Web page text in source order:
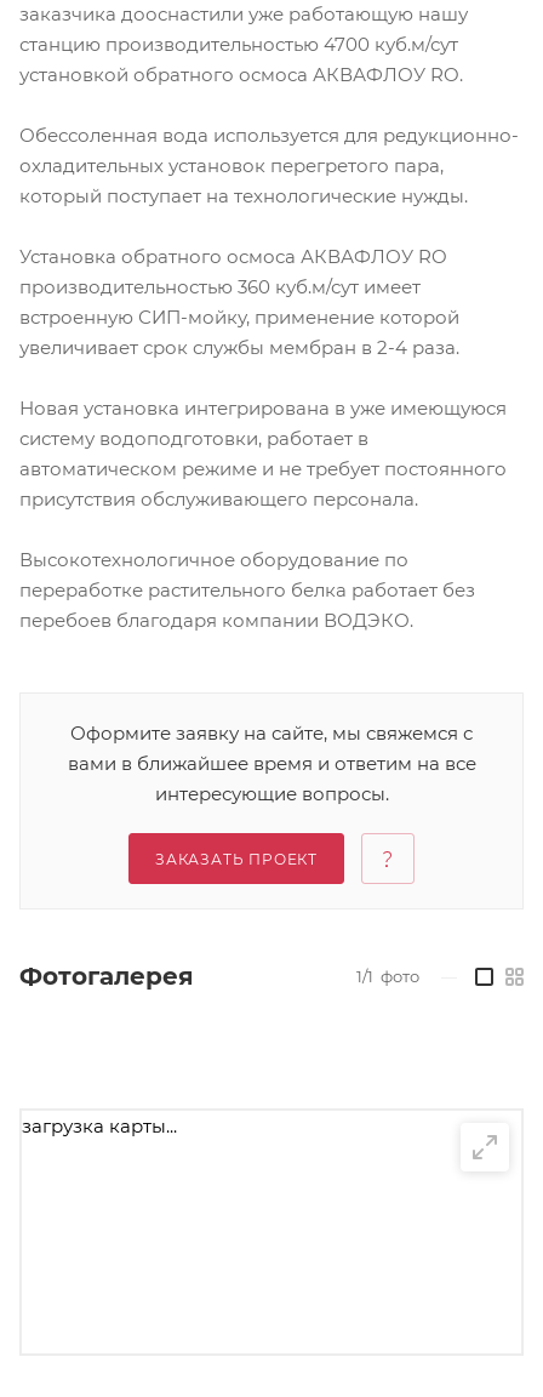
заказчика дооснастили уже работающую нашу
станцию производительностью 4700 куб.м/сут
установкой обратного осмоса АКВАФЛОУ RO.
Обессоленная вода используется для редукционно-
охладительных установок перегретого пара,
который поступает на технологические нужды.
Установка обратного осмоса АКВАФЛОУ RO
производительностью 360 куб.м/сут имеет
встроенную СИП-мойку, применение которой
увеличивает срок службы мембран в 2-4 раза.
Новая установка интегрирована в уже имеющуюся
систему водоподготовки, работает в
автоматическом режиме и не требует постоянного
присутствия обслуживающего персонала.
Высокотехнологичное оборудование по
переработке растительного белка работает без
перебоев благодаря компании ВОДЭКО.
Оформите заявку на сайте, мы свяжемся с
вами в ближайшее время и ответим на все
интересующие вопросы.
ЗАКАЗАТЬ ПРОЕКТ
Фотогалерея 1/1 фото
загрузка карты...